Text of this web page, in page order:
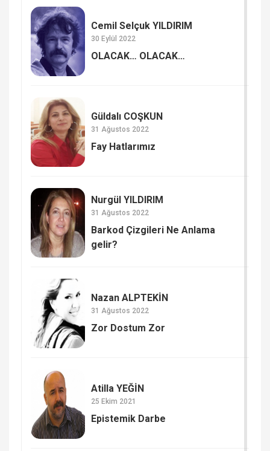
Cemil Selçuk YILDIRIM
30 Eylül 2022
OLACAK… OLACAK…
Güldalı COŞKUN
31 Ağustos 2022
Fay Hatlarımız
Nurgül YILDIRIM
31 Ağustos 2022
Barkod Çizgileri Ne Anlama
gelir?
Nazan ALPTEKİN
31 Ağustos 2022
Zor Dostum Zor
Atilla YEĞİN
25 Ekim 2021
Epistemik Darbe